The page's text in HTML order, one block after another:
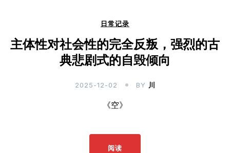
日常记录
主体性对社会性的完全反叛，强烈的古
典悲剧式的自毁倾向
2025-12-02 BY 川
《空》
阅读